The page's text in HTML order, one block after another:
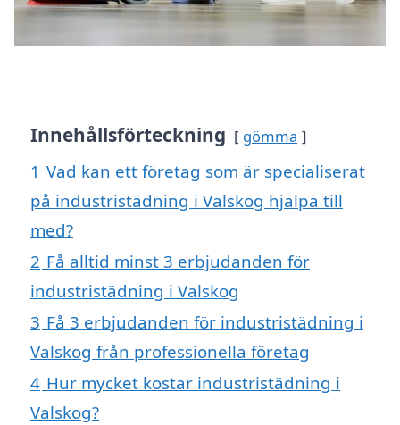
Innehållsförteckning gömma
1 Vad kan ett företag som är specialiserat
på industristädning i Valskog hjälpa till
med?
2 Få alltid minst 3 erbjudanden för
industristädning i Valskog
3 Få 3 erbjudanden för industristädning i
Valskog från professionella företag
4 Hur mycket kostar industristädning i
Valskog?